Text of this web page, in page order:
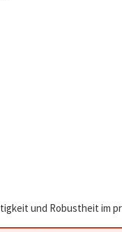
und Robustheit im